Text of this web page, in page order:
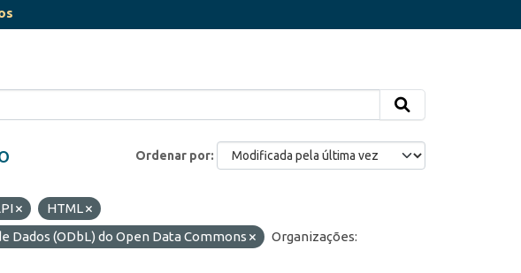
Ordenar por
HTML
Dados (ODbL) do Open Data Commons
Organizações: